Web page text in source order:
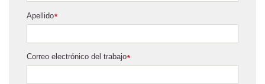
*
Apellido
*
Correo electrónico del trabajo